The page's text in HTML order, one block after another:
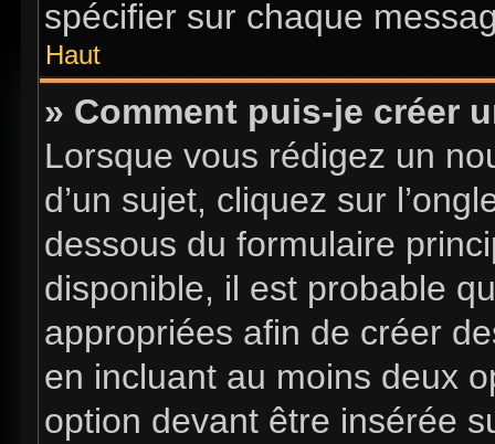
spécifier sur chaque
Haut
» Comment puis-je créer
Lorsque vous rédigez un
d’un sujet, cliquez sur
dessous du formulaire
disponible, il est probable
appropriées afin de créer
en incluant au moins deux
option devant être insérée